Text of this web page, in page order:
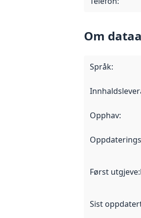
Om
Språk:
Opphav:
Først utgjeve:
Sist